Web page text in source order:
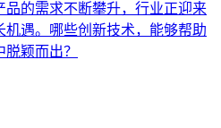
品的需求不断攀升，行业正迎来
机遇。哪些创新技术，能够帮助
颖而出？